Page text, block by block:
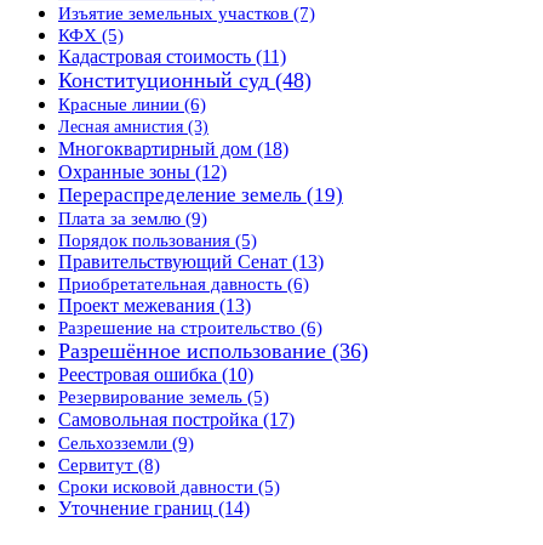
Изъятие земельных участков (7)
КФХ (5)
Кадастровая стоимость (11)
Конституционный суд (48)
Красные линии (6)
Лесная амнистия (3)
Многоквартирный дом (18)
Охранные зоны (12)
Перераспределение земель (19)
Плата за землю (9)
Порядок пользования (5)
Правительствующий Сенат (13)
Приобретательная давность (6)
Проект межевания (13)
Разрешение на строительство (6)
Разрешённое использование (36)
Реестровая ошибка (10)
Резервирование земель (5)
Самовольная постройка (17)
Сельхозземли (9)
Сервитут (8)
Сроки исковой давности (5)
Уточнение границ (14)